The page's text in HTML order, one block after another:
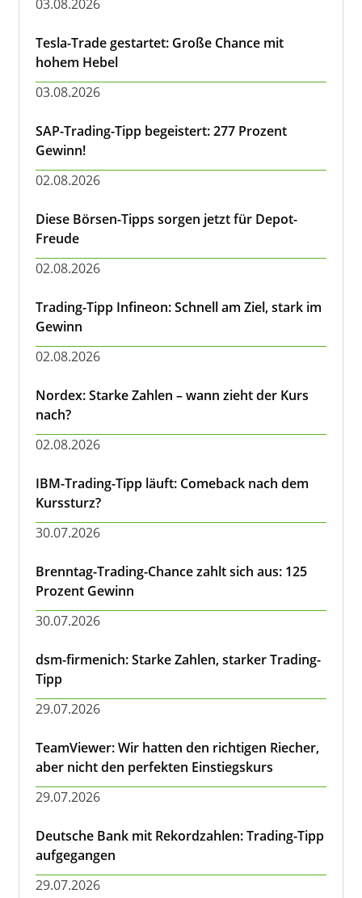
03.08.2026
Tesla-Trade gestartet: Große Chance mit
hohem Hebel
03.08.2026
SAP-Trading-Tipp begeistert: 277 Prozent
Gewinn!
02.08.2026
Diese Börsen-Tipps sorgen jetzt für Depot-
Freude
02.08.2026
Trading-Tipp Infineon: Schnell am Ziel, stark im
Gewinn
02.08.2026
Nordex: Starke Zahlen – wann zieht der Kurs
nach?
02.08.2026
IBM-Trading-Tipp läuft: Comeback nach dem
Kurssturz?
30.07.2026
Brenntag-Trading-Chance zahlt sich aus: 125
Prozent Gewinn
30.07.2026
dsm-firmenich: Starke Zahlen, starker Trading-
Tipp
29.07.2026
TeamViewer: Wir hatten den richtigen Riecher,
aber nicht den perfekten Einstiegskurs
29.07.2026
Deutsche Bank mit Rekordzahlen: Trading-Tipp
aufgegangen
29.07.2026